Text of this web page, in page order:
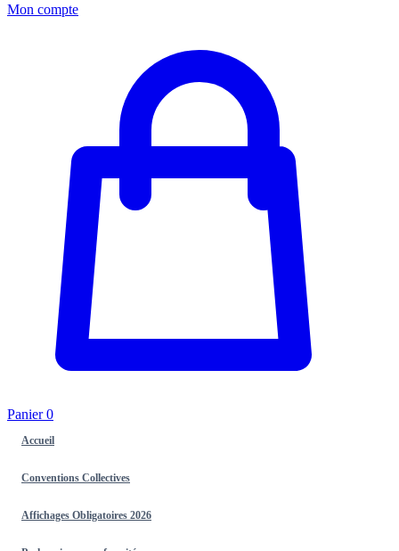
Mon compte
Panier0
Accueil
Conventions Collectives
Affichages Obligatoires 2026